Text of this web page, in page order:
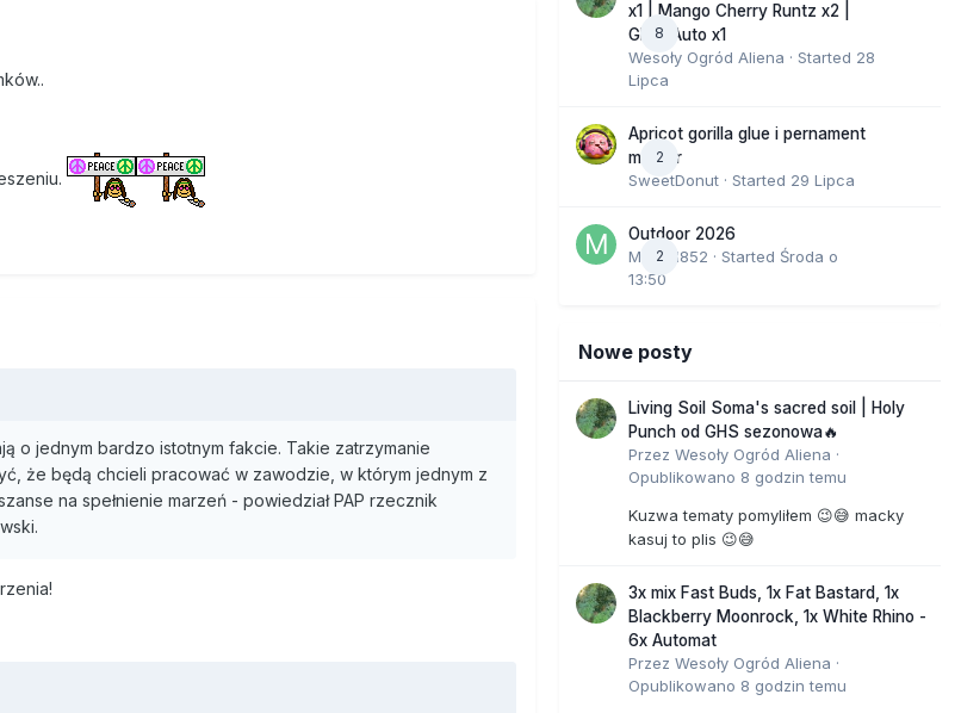
o jednym bardzo istotnym fakcie. Takie zatrzymanie
że będą chcieli pracować w zawodzie, w którym jednym z
na spełnienie marzeń - powiedział PAP rzecznik
8
x1 | Mango Cherry Runtz x2 |
GMO Auto x1
Wesoły Ogród Aliena · Started 28
Lipca
2
Apricot gorilla glue i pernament
marker
SweetDonut · Started 29 Lipca
2
Outdoor 2026
Marcel852 · Started Środa o
13:50
Nowe posty
Living Soil Soma's sacred soil | Holy
Punch od GHS sezonowa🔥
Przez Wesoły Ogród Aliena ·
Opublikowano 8 godzin temu
Kuzwa tematy pomyliłem 😉😅 macky
kasuj to plis 😉😅
3x mix Fast Buds, 1x Fat Bastard, 1x
Blackberry Moonrock, 1x White Rhino -
6x Automat
Przez Wesoły Ogród Aliena ·
Opublikowano 8 godzin temu